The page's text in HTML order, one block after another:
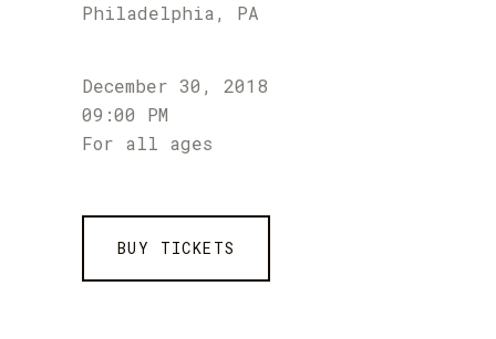
Philadelphia, PA
December 30, 2018
09:00 PM
For all ages
BUY TICKETS